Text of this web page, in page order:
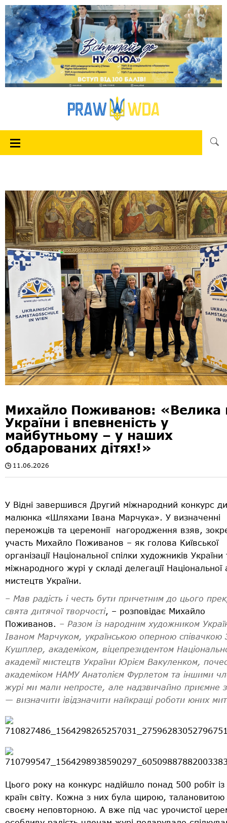
Михайло Поживанов: «Велика
України і впевненість у
майбутньому – у наших
обдарованих дітях!»
11.06.2026
У Відні завершився Другий міжнародний конкурс
малюнка «Шляхами Івана Марчука». У визначенні
переможців та церемонії нагородження взяв,
участь Михайло Поживанов – як голова Київської
організації Національної спілки художників
міжнародного журі у складі делегації Національної
мистецтв України.
– Мав радість і честь бути причетним до цього
свята дитячої творчості, – розповідає Михайло
Поживанов. – Разом із народним художником
Іваном Марчуком, українською оперною співачкою
Кушплер, академіком, віцепрезидентом
академії мистецтв України Юрієм Вакуленком,
академіком НАМУ Анатолієм Фурлетом та іншими
журі ми мали непросте, але надзвичайно приємне
— визначити івідзначити найкращі роботи юних
Цього року на конкурс надійшло понад 500 робіт із
країн світу. Кожна з них була щирою, талановитою
своєму неповторною. А вже під час урочистої